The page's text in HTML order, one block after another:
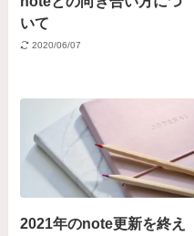
いて
2020/06/07
2021年のnote更新を終え